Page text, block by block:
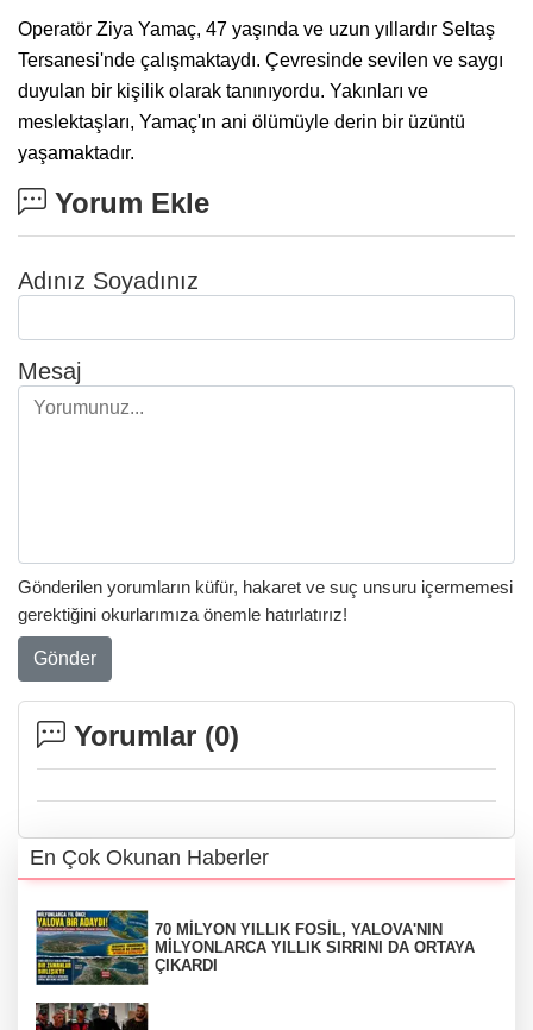
Operatör Ziya Yamaç, 47 yaşında ve uzun yıllardır Seltaş
Tersanesi'nde çalışmaktaydı. Çevresinde sevilen ve saygı
duyulan bir kişilik olarak tanınıyordu. Yakınları ve
meslektaşları, Yamaç'ın ani ölümüyle derin bir üzüntü
yaşamaktadır.
Yorum Ekle
Adınız Soyadınız
Mesaj
Gönderilen yorumların küfür, hakaret ve suç unsuru içermemesi
gerektiğini okurlarımıza önemle hatırlatırız!
Gönder
Yorumlar (0)
En Çok Okunan Haberler
70 MİLYON YILLIK FOSİL, YALOVA'NIN
MİLYONLARCA YILLIK SIRRINI DA ORTAYA
ÇIKARDI